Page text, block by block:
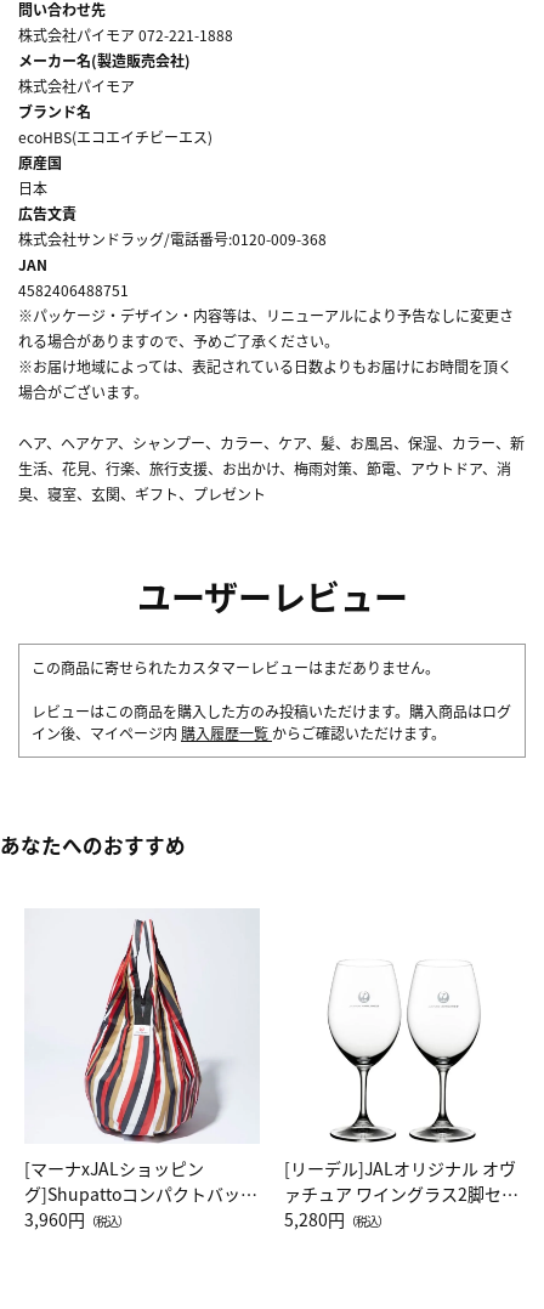
問い合わせ先
株式会社パイモア 072-221-1888
メーカー名(製造販売会社)
株式会社パイモア
ブランド名
ecoHBS(エコエイチビーエス)
原産国
日本
広告文責
株式会社サンドラッグ/電話番号:0120-009-368
JAN
4582406488751
※パッケージ・デザイン・内容等は、リニューアルにより予告なしに変更さ
れる場合がありますので、予めご了承ください。
※お届け地域によっては、表記されている日数よりもお届けにお時間を頂く
場合がございます。
ヘア、ヘアケア、シャンプー、カラー、ケア、髪、お風呂、保湿、カラー、新
生活、花見、行楽、旅行支援、お出かけ、梅雨対策、節電、アウトドア、消
臭、寝室、玄関、ギフト、プレゼント
ユーザーレビュー
この商品に寄せられたカスタマーレビューはまだありません。
レビューはこの商品を購入した方のみ投稿いただけます。購入商品はログ
イン後、マイページ内 購入履歴一覧 からご確認いただけます。
あなたへのおすすめ
[マーナxJALショッピン
グ]Shupattoコンパクトバッグ
Drop JAL客室乗務員（LC）ス
3,960円 （税込）
[リーデル]JALオリジナル オヴ
ァチュア ワイングラス2脚セッ
ト（レッドワイン）
5,280円 （税込）